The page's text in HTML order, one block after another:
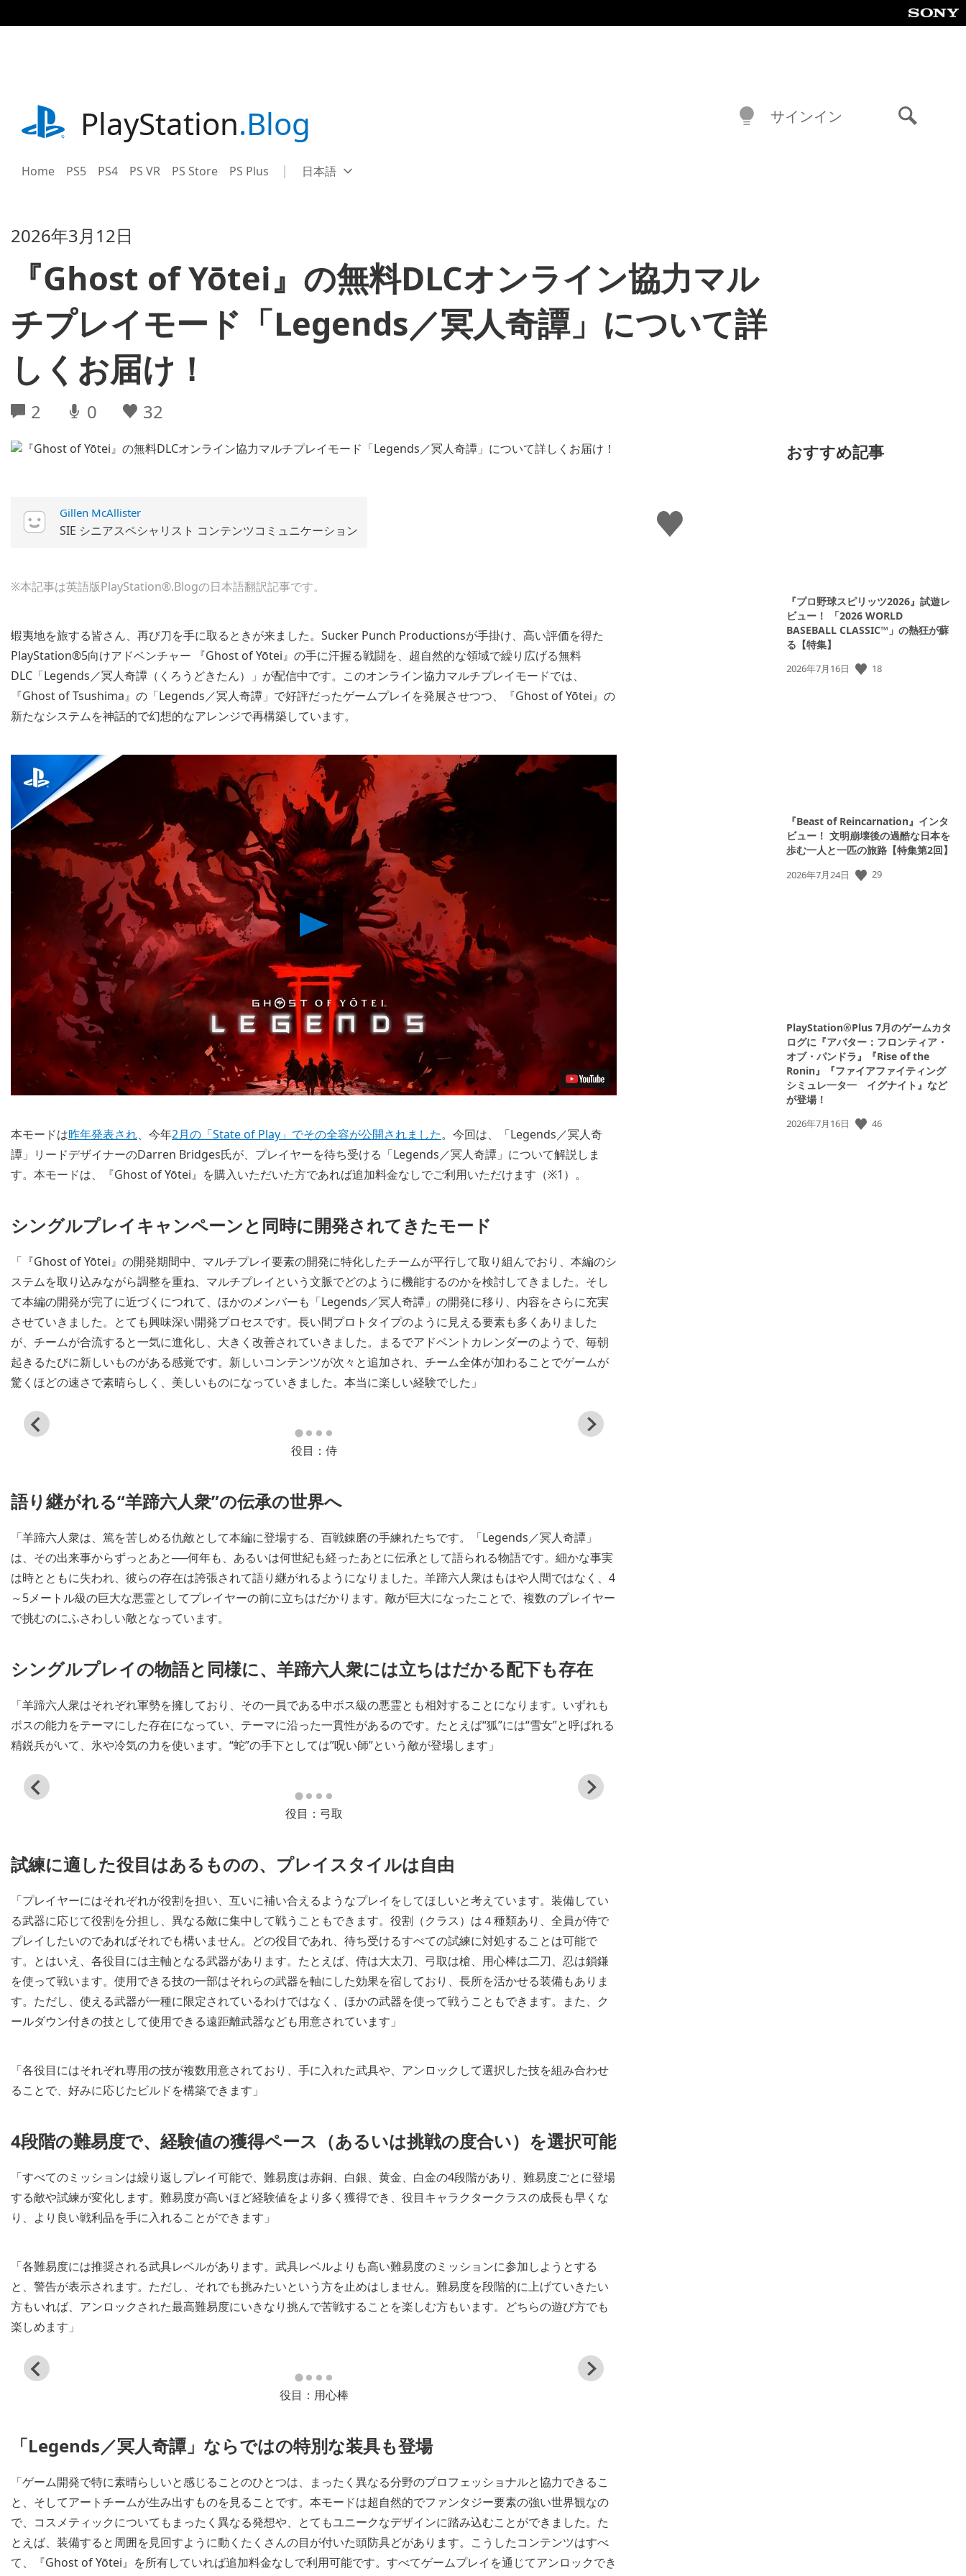
事
playstation.comPlayStation.Blog
Home PS5 PS4 PS VR PS Store PS Plus Select
Current
日本語
サインイン
2026年3月12日
『Ghost of Yōtei』の無料DLCオンライン協力マル
チプレイモード「Legends／冥人奇譚」について詳
しくお届け！
2 0 32
い
い
ね
Gillen McAllister
SIE シニアスペシャリスト コンテンツコミュニケーション
※本記事は英語版PlayStation®.Blogの日本語翻訳記事です。
蝦夷地を旅する皆さん、再び刀を手に取るときが来ました。Sucker Punch Productionsが手掛け、高い評価を得た
PlayStation®5向けアドベンチャー 『Ghost of Yōtei』の手に汗握る戦闘を、超自然的な領域で繰り広げる無料
DLC「Legends／冥人奇譚（くろうどきたん）」が配信中です。このオンライン協力マルチプレイモードでは、
『Ghost of Tsushima』の「Legends／冥人奇譚」で好評だったゲームプレイを発展させつつ、『Ghost of Yōtei』の
新たなシステムを神話的で幻想的なアレンジで再構築しています。
Video
本モードは昨年発表され、今年2月の「State of Play」でその全容が公開されました。今回は、「Legends／冥人奇
譚」リードデザイナーのDarren Bridges氏が、プレイヤーを待ち受ける「Legends／冥人奇譚」について解説しま
す。本モードは、『Ghost of Yōtei』を購入いただいた方であれば追加料金なしでご利用いただけます（※1）。
シングルプレイキャンペーンと同時に開発されてきたモード
「『Ghost of Yōtei』の開発期間中、マルチプレイ要素の開発に特化したチームが平行して取り組んでおり、本編のシ
ステムを取り込みながら調整を重ね、マルチプレイという文脈でどのように機能するのかを検討してきました。そし
て本編の開発が完了に近づくにつれて、ほかのメンバーも「Legends／冥人奇譚」の開発に移り、内容をさらに充実
させていきました。とても興味深い開発プロセスです。長い間プロトタイプのように見える要素も多くありました
が、チームが合流すると一気に進化し、大きく改善されていきました。まるでアドベントカレンダーのようで、毎朝
起きるたびに新しいものがある感覚です。新しいコンテンツが次々と追加され、チーム全体が加わることでゲームが
驚くほどの速さで素晴らしく、美しいものになっていきました。本当に楽しい経験でした」
View
役目：侍
語り継がれる“羊蹄六人衆”の伝承の世界へ
「羊蹄六人衆は、篤を苦しめる仇敵として本編に登場する、百戦錬磨の手練れたちです。「Legends／冥人奇譚」
は、その出来事からずっとあと──何年も、あるいは何世紀も経ったあとに伝承として語られる物語です。細かな事実
は時とともに失われ、彼らの存在は誇張されて語り継がれるようになりました。羊蹄六人衆はもはや人間ではなく、4
～5メートル級の巨大な悪霊としてプレイヤーの前に立ちはだかります。敵が巨大になったことで、複数のプレイヤー
で挑むのにふさわしい敵となっています。
シングルプレイの物語と同様に、羊蹄六人衆には立ちはだかる配下も存在
「羊蹄六人衆はそれぞれ軍勢を擁しており、その一員である中ボス級の悪霊とも相対することになります。いずれも
ボスの能力をテーマにした存在になってい、テーマに沿った一貫性があるのです。たとえば“狐”には“雪女”と呼ばれる
精鋭兵がいて、氷や冷気の力を使います。“蛇”の手下としては”呪い師”という敵が登場します」
View
役目：弓取
試練に適した役目はあるものの、プレイスタイルは自由
「プレイヤーにはそれぞれが役割を担い、互いに補い合えるようなプレイをしてほしいと考えています。装備してい
る武器に応じて役割を分担し、異なる敵に集中して戦うこともできます。役割（クラス）は４種類あり、全員が侍で
プレイしたいのであればそれでも構いません。どの役目であれ、待ち受けるすべての試練に対処することは可能で
す。とはいえ、各役目には主軸となる武器があります。たとえば、侍は大太刀、弓取は槍、用心棒は二刀、忍は鎖鎌
を使って戦います。使用できる技の一部はそれらの武器を軸にした効果を宿しており、長所を活かせる装備もありま
す。ただし、使える武器が一種に限定されているわけではなく、ほかの武器を使って戦うこともできます。また、ク
ールダウン付きの技として使用できる遠距離武器なども用意されています」
「各役目にはそれぞれ専用の技が複数用意されており、手に入れた武具や、アンロックして選択した技を組み合わせ
ることで、好みに応じたビルドを構築できます」
4段階の難易度で、経験値の獲得ペース（あるいは挑戦の度合い）を選択可能
「すべてのミッションは繰り返しプレイ可能で、難易度は赤銅、白銀、黄金、白金の4段階があり、難易度ごとに登場
する敵や試練が変化します。難易度が高いほど経験値をより多く獲得でき、役目キャラクタークラスの成長も早くな
り、より良い戦利品を手に入れることができます」
「各難易度には推奨される武具レベルがあります。武具レベルよりも高い難易度のミッションに参加しようとする
と、警告が表示されます。ただし、それでも挑みたいという方を止めはしません。難易度を段階的に上げていきたい
方もいれば、アンロックされた最高難易度にいきなり挑んで苦戦することを楽しむ方もいます。どちらの遊び方でも
楽しめます」
View
役目：用心棒
「Legends／冥人奇譚」ならではの特別な装具も登場
「ゲーム開発で特に素晴らしいと感じることのひとつは、まったく異なる分野のプロフェッショナルと協力できるこ
と、そしてアートチームが生み出すものを見ることです。本モードは超自然的でファンタジー要素の強い世界観なの
で、コスメティックについてもまったく異なる発想や、とてもユニークなデザインに踏み込むことができました。た
とえば、装備すると周囲を見回すように動くたくさんの目が付いた頭防具どがあります。こうしたコンテンツはすべ
て、『Ghost of Yōtei』を所有していれば追加料金なしで利用可能です。すべてゲームプレイを通じてアンロックでき
おすすめ記事
『プロ野球スピリッツ2026』試遊レ
ビュー！ 「2026 WORLD
BASEBALL CLASSIC™」の熱狂が蘇
る【特集】
公
2026年7月16日 18
『Beast of Reincarnation』インタ
ビュー！ 文明崩壊後の過酷な日本を
歩む一人と一匹の旅路【特集第2回】
公
2026年7月24日 29
PlayStation®Plus 7月のゲームカタ
ログに『アバター：フロンティア・
オブ・パンドラ』『Rise of the
Ronin』『ファイアファイティング
シミュレ一タ一 イグナイト』など
が登場！
公
2026年7月16日 46